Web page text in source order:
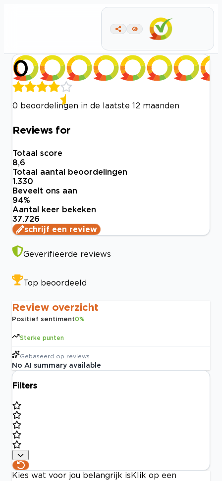
0
0 beoordelingen in de laatste 12 maanden
Reviews for
Totaal score
8,6
Totaal aantal beoordelingen
1.330
Beveelt ons aan
94%
Aantal keer bekeken
37.726
schrijf een review
Geverifieerde reviews
Top beoordeeld
Review overzicht
Positief sentiment0%
Sterke punten
Gebaseerd op reviews
No AI summary available
Filters
Kies wat voor jou belangrijk is Klik op een